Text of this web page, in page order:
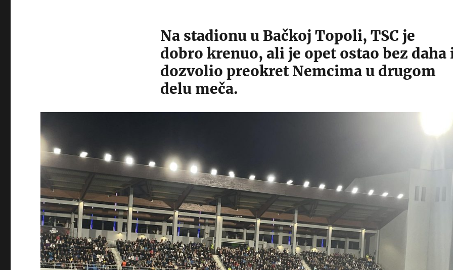
Na stadionu u Bačkoj Topoli, TSC je
dobro krenuo, ali je opet ostao bez daha
dozvolio preokret Nemcima u drugom
delu meča.